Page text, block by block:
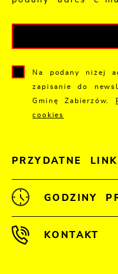
PRZYDATNE LINKI
Na podany niżej
zapisanie do
Gminę Zabierzów.
cookies
GODZINY
KONTAKT